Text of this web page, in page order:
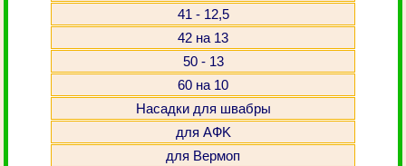
41 - 12,5
42 на 13
50 - 13
60 на 10
Насадки для швабры
для АФK
для Вермоп